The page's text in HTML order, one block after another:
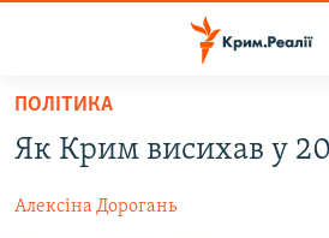
Перейти
основного
Перейти
ВОДА.КРИМ
ВІДЕО ТА ФОТО
ПОЛІТИКА
Як Крим висихав у
Алексіна Дорогань